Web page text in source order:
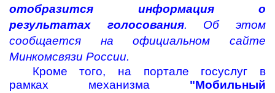
отобразится информация о
результатах голосования. Об этом
сообщается на официальном сайте
Минкомсвязи России.
Кроме того, на портале госуслуг в
рамках механизма
"Мобильный